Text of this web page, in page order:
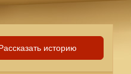
историю